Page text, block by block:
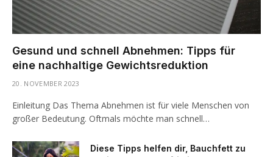
Gesund und schnell Abnehmen: Tipps für
eine nachhaltige Gewichtsreduktion
20. NOVEMBER 2023
Einleitung Das Thema Abnehmen ist für viele Menschen von
großer Bedeutung. Oftmals möchte man schnell…
Diese Tipps helfen dir, Bauchfett zu